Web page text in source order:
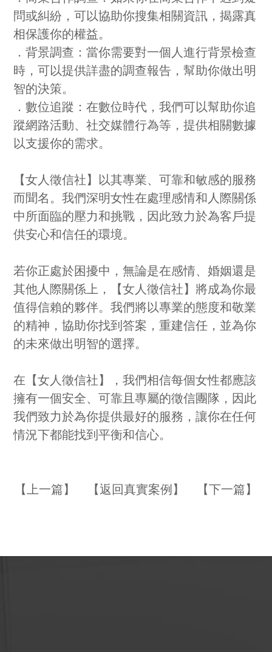
問或糾紛，可以協助你搜集相關資訊，揭露真
相保護你的權益。
．背景調查：當你需要對一個人進行背景檢查
時，可以提供詳盡的調查報告，幫助你做出明
智的決策。
．數位追蹤：在數位時代，我們可以幫助你追
蹤網路活動、社交媒體行為等，提供相關數據
以支援你的需求。
【女人徵信社】以其專業、可靠和敏感的服務
而聞名。我們深明女性在處理感情和人際關係
中所面臨的壓力和挑戰，因此致力於為客戶提
供安心和信任的環境。
若你正處於困擾中，無論是在感情、婚姻還是
其他人際關係上，【女人徵信社】將成為你最
值得信賴的夥伴。我們將以專業的態度和敬業
的精神，協助你找到答案，重建信任，並為你
的未來做出明智的選擇。
在【女人徵信社】，我們相信每個女性都應該
擁有一個安全、可靠且專屬的徵信團隊，因此
我們致力於為你提供最好的服務，讓你在任何
情況下都能找到平衡和信心。
【 上一篇】 【返回真實案例 】 【下一篇】